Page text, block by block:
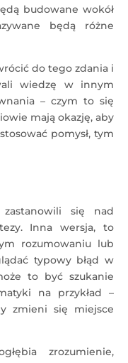
budowane wokół
będą różne
do tego zdania i
wiedzę w innym
– czym to się
mają okazję, aby
pomysł, tym
się nad
Inna wersja, to
rozumowaniu lub
typowy błąd w
to być szukanie
na przykład –
zmieni się miejsce
zrozumienie,